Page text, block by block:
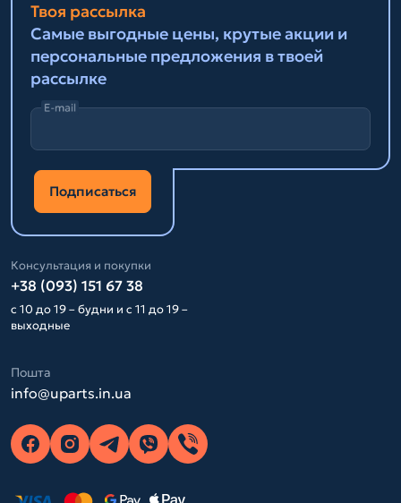
Твоя рассылка
Самые выгодные цены, крутые акции и
персональные предложения в твоей
рассылке
E-mail
Подписаться
Консультация и покупки
+38 (093) 151 67 38
с 10 до 19 – будни и с 11 до 19 –
выходные
Пошта
info@uparts.in.ua